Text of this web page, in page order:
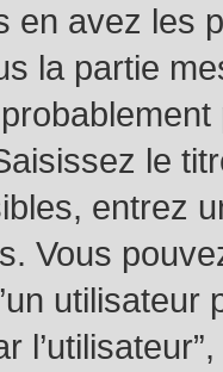
en avez les
la partie
le
entrez
Vous